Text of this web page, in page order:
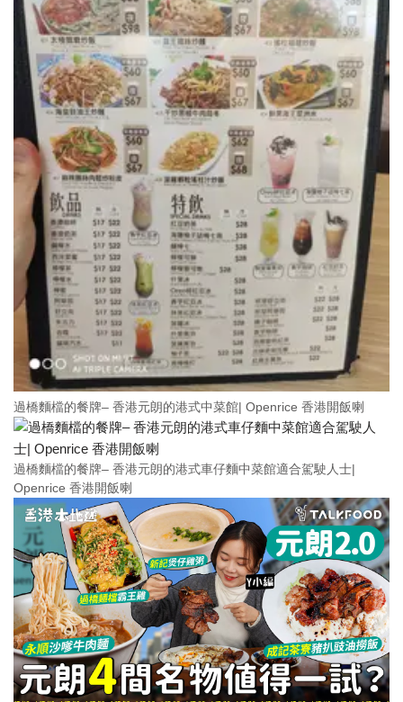
過橋麵檔的餐牌– 香港元朗的港式中菜館| Openrice 香港開飯喇
過橋麵檔的餐牌– 香港元朗的港式車仔麵中菜館適合駕駛人士|
Openrice 香港開飯喇